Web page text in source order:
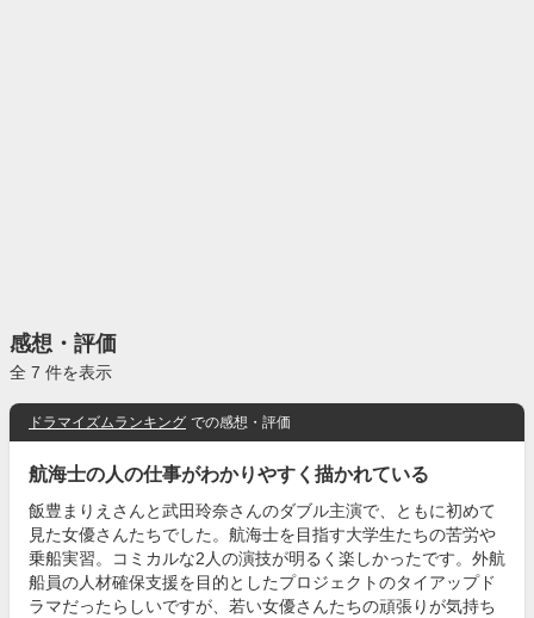
感想・評価
全 7 件を表示
ドラマイズムランキング での感想・評価
航海士の人の仕事がわかりやすく描かれている
飯豊まりえさんと武田玲奈さんのダブル主演で、ともに初めて
見た女優さんたちでした。航海士を目指す大学生たちの苦労や
乗船実習。コミカルな2人の演技が明るく楽しかったです。外航
船員の人材確保支援を目的としたプロジェクトのタイアップド
ラマだったらしいですが、若い女優さんたちの頑張りが気持ち